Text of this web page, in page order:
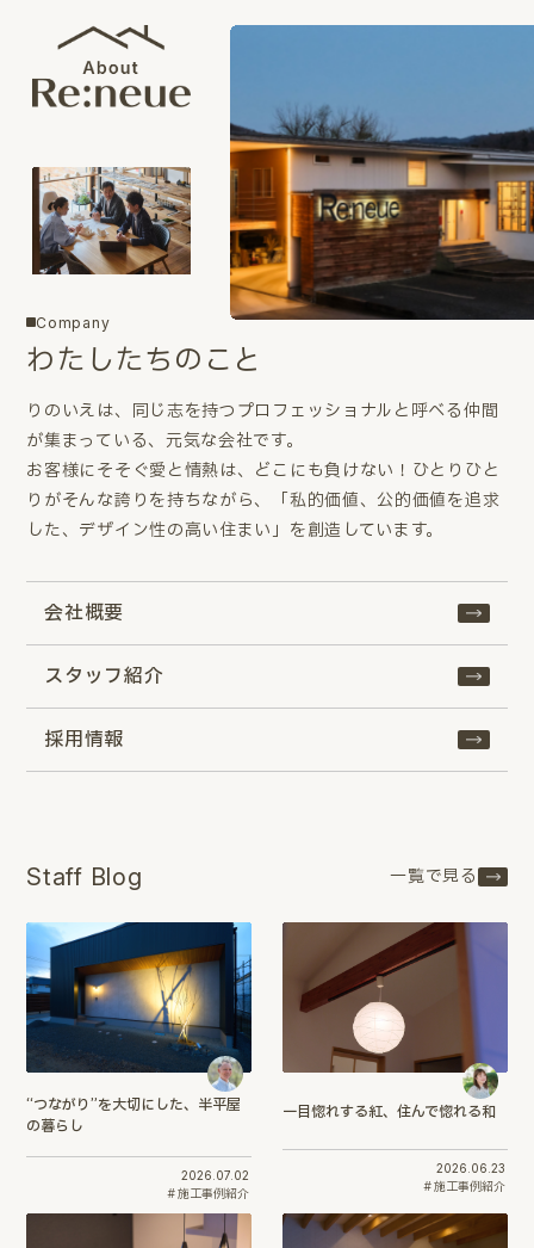
Company
わたしたちのこと
りのいえは、同じ志を持つプロフェッショナルと呼べる仲間
が集まっている、元気な会社です。
お客様にそそぐ愛と情熱は、どこにも負けない！ひとりひと
りがそんな誇りを持ちながら、「私的価値、公的価値を追求
した、デザイン性の高い住まい」を創造しています。
会社概要
スタッフ紹介
採用情報
Staff Blog 一覧で見る
“つながり”を大切にした、半平屋
の暮らし
2026.07.02
施工事例紹介
一目惚れする紅、住んで惚れる和
2026.06.23
施工事例紹介